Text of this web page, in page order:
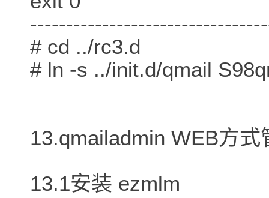
# cd ../rc3.d
# ln -s ../init.d/qmail
13.qmailadmin WEB方式
13.1安装 ezmlm